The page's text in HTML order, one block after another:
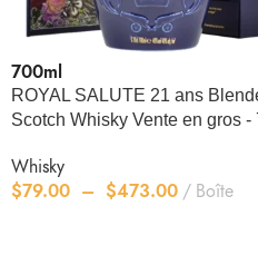
700ml
ROYAL SALUTE 21 ans
Scotch Whisky Vente en gros -
Whisky
$79.00 – $473.00 Boîte